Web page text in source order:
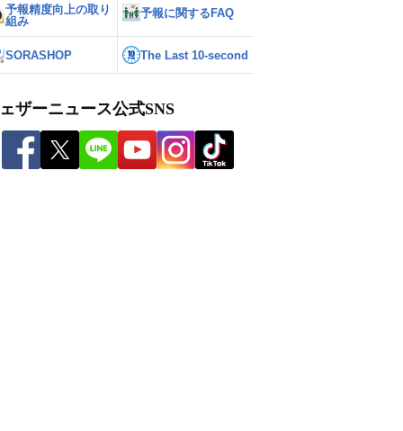
予報精度向上の取り
組み
予報に関するFAQ
SORASHOP The Last 10-second
ザーニュース公式SNS